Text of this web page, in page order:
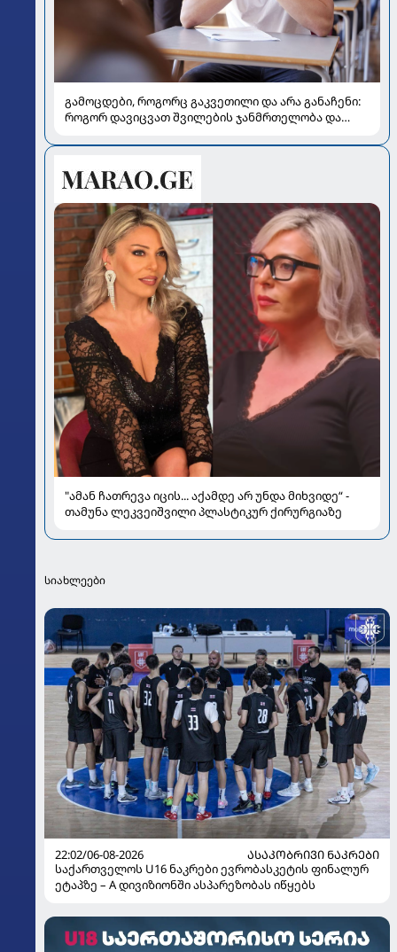
გამოცდები, როგორც გაკვეთილი და არა განაჩენი:
როგორ დავიცვათ შვილების ჯანმრთელობა და
"ამან ჩათრევა იცის... აქამდე არ უნდა მიხვიდე“ -
თამუნა ლეკვეიშვილი პლასტიკურ ქირურგიაზე
სიახლეები
22:02/06-08-2026
ᲐᲡᲐᲙᲝᲑᲠᲘᲕᲘ ᲜᲐᲙᲠᲔᲑᲘ
საქართველოს U16 ნაკრები ევრობასკეტის ფინალურ
ეტაპზე – A დივიზიონში ასპარეზობას იწყებს